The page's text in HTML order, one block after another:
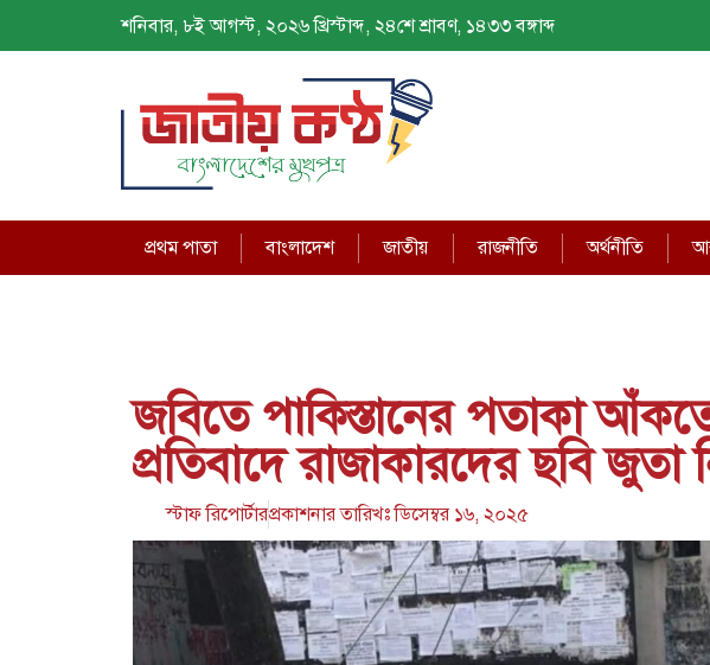
শনিবার, ৮ই আগস্ট, ২০২৬ খ্রিস্টাব্দ, ২৪শে শ্রাবণ, ১৪৩৩ বঙ্গাব্দ
প্রথম পাতা বাংলাদেশ জাতীয় রাজনীতি অর্থনীতি
জবিতে পাকিস্তানের পতাকা
প্রতিবাদে রাজাকারদের ছবি জুতা
স্টাফ রিপোর্টারপ্রকাশনার তারিখঃডিসেম্বর ১৬, ২০২৫